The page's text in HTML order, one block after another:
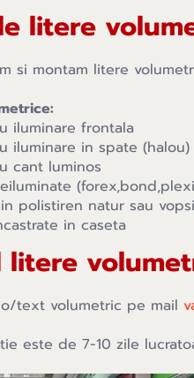
litere
si montam litere
iluminare frontala
iluminare in spate (halou)
cant luminos
polistiren natur sau
in caseta
litere
text volumetric pe mail
este de 7-10 zile